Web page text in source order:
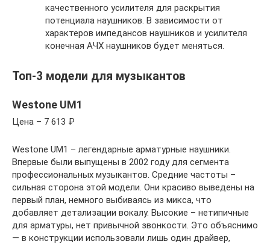
качественного усилителя для раскрытия
потенциала наушников. В зависимости от
характеров импедансов наушников и усилителя
конечная АЧХ наушников будет меняться.
Топ-3 модели для музыкантов
Westone UM1
Цена – 7 613 ₽
Westone UM1 – легендарные арматурные наушники.
Впервые были выпущены в 2002 году для сегмента
профессиональных музыкантов. Средние частоты –
сильная сторона этой модели. Они красиво выведены на
первый план, немного выбиваясь из микса, что
добавляет детализации вокалу. Высокие – нетипичные
для арматуры, нет привычной звонкости. Это объяснимо
— в конструкции использовали лишь один драйвер,